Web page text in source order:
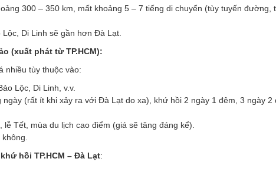
300 – 350 km, mất khoảng 5 – 7 tiếng di chuyển (tùy tuyến đường,
Di Linh sẽ gần hơn Đà Lạt.
(xuất phát từ TP.HCM):
nhiều tùy thuộc vào:
Lộc, Di Linh, v.v.
(rất ít khi xảy ra với Đà Lạt do xa), khứ hồi 2 ngày 1 đêm, 3 ngày 2
Tết, mùa du lịch cao điểm (giá sẽ tăng đáng kể).
khứ hồi TP.HCM – Đà Lạt: